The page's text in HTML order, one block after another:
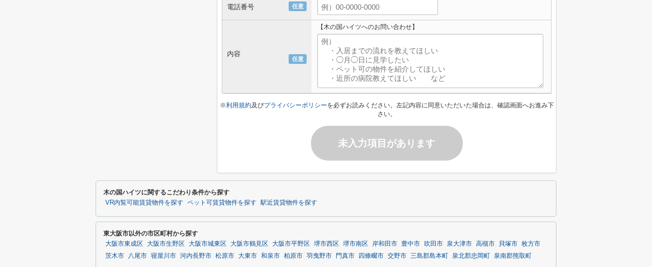
任意
電話番号
任意
内容
【木の国ハイツへのお問い合わせ】
※利用規約及びプライバシーポリシーを必ずお読みください。左記内容に同意いただいた場合は、確認画面へお進み下
さい。
未入力項目があります
木の国ハイツに関するこだわり条件から探す
VR内覧可能賃貸物件を探す ペット可賃貸物件を探す 駅近賃貸物件を探す
東大阪市以外の市区町村から探す
大阪市東成区 大阪市生野区 大阪市城東区 大阪市鶴見区 大阪市平野区 堺市西区 堺市南区 岸和田市 豊中市 吹田市 泉大津市 高槻市 貝塚市 枚方市
茨木市
八尾市 寝屋川市 河内長野市 松原市 大東市 和泉市 柏原市 羽曳野市 門真市 四條畷市 交野市 三島郡島本町 泉北郡忠岡町 泉南郡熊取町